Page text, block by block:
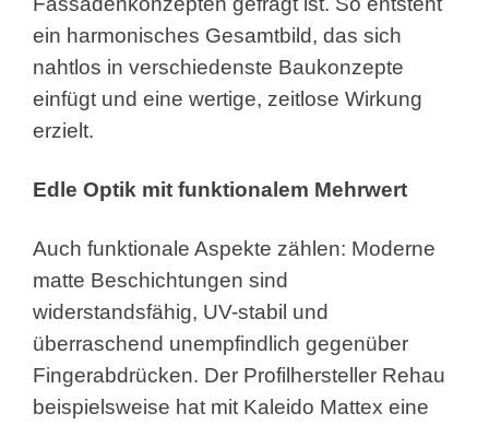
ein harmonisches Gesamtbild, das sich
nahtlos in verschiedenste Baukonzepte
einfügt und eine wertige, zeitlose Wirkung
erzielt.
Edle Optik mit funktionalem Mehrwert
Auch funktionale Aspekte zählen: Moderne
matte Beschichtungen sind
widerstandsfähig, UV-stabil und
überraschend unempfindlich gegenüber
Fingerabdrücken. Der Profilhersteller Rehau
beispielsweise hat mit Kaleido Mattex eine